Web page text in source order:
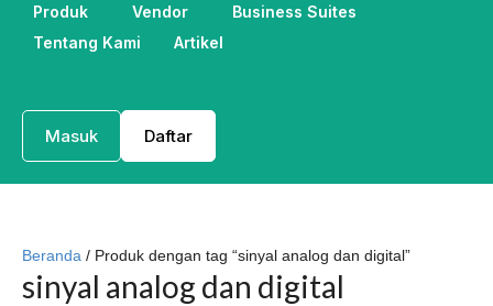
Produk Vendor
Business Suites
Tentang Kami
Artikel
Masuk Daftar
Beranda / Produk dengan tag “sinyal analog dan digital”
sinyal analog dan digital